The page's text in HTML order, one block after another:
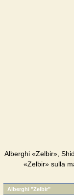
Alberghi «Zelbir»,
«Zelbir» sulla
Alberghi "Zelbir"